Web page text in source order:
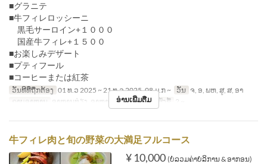
■グラニテ
■牛フィレロッシーニ
黒毛サーロイン+１０００
国産牛フィレ+１５００
■お楽しみデザート
■プティフール
■コーヒーまたは紅茶
ວັນທີທີ່ຖືກຕ້ອງ 01 ທ.ວ 2025 ~ 21 ທ.ວ 2025, 08 ມ.ກ ~ ວັນ ຈ, ອ, ພຫ, ສູ, ສ, ອາ
ຄາບອາຫານ
ອາຫານທ່ຽງ, ອາຫານຄ່ຳ ຈຳກັດການສັ່ງຊື້ 2 ~
ອ່ານເພີ່ມຕື່ມ
牛フィレ肉と旬の野菜の大満足フルコース
¥ 10,000 (ບໍ່ລວມຄ່າບໍລິການ & ອາກອນ)